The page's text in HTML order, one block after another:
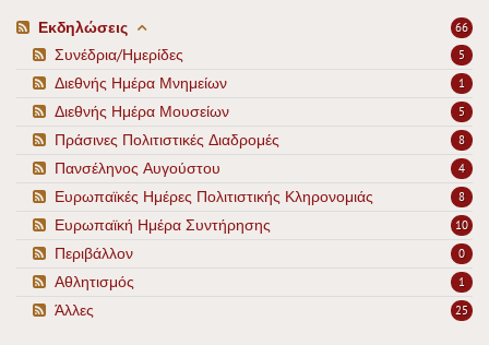
66
Εκδηλώσεις
5
Συνέδρια/Ημερίδες
1
Διεθνής Ημέρα Μνημείων
5
Διεθνής Ημέρα Μουσείων
8
Πράσινες Πολιτιστικές Διαδρομές
4
Πανσέληνος Αυγούστου
8
Ευρωπαϊκές Ημέρες Πολιτιστικής Κληρονομιάς
10
Ευρωπαϊκή Ημέρα Συντήρησης
0
Περιβάλλον
1
Αθλητισμός
25
Άλλες